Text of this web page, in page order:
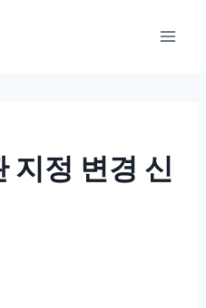
지정 변경 신